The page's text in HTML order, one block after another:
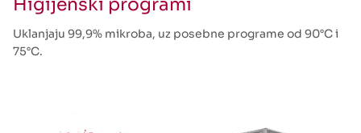
Uklanjaju 99,9% mikroba, uz posebne programe od 90°C i
75°C.